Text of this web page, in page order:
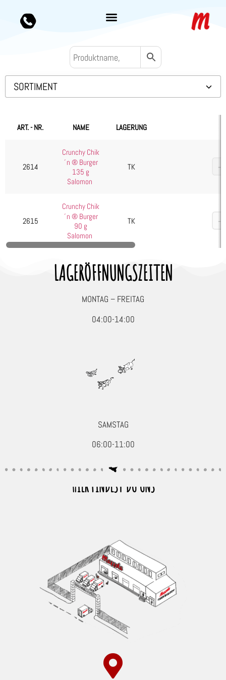
SORTIMENT
Convenience
Kartoffelprodukte
Kuchen & Desserts
Obst & Gemüse
Seafood, Fisch & Meeresfrüchte
Wurst & Schinken
ART. - NR. NAME LAGERUNG
2614
Crunchy Chik
´n ® Burger
135 g
Salomon
TK
2615
Crunchy Chik
´n ® Burger
90 g
Salomon
TK
LAGERÖFFNUNGSZEITEN
MONTAG – FREITAG
04:00-14:00
SAMSTAG
06:00-11:00
HIER FINDEST DU UNS